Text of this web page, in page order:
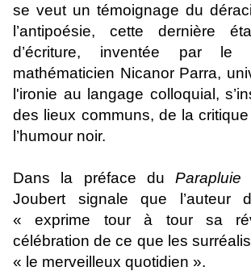
se veut un témoignage du
l’antipoésie, cette dernière
d’écriture, inventée par le
mathématicien Nicanor Parra,
l'ironie au langage colloquial,
des lieux communs, de la
l’humour noir.
Dans la préface duParapluie
Joubert signale que l’auteur
« exprime tour à tour sa
célébration de ce que les
« le merveilleux quotidien ».